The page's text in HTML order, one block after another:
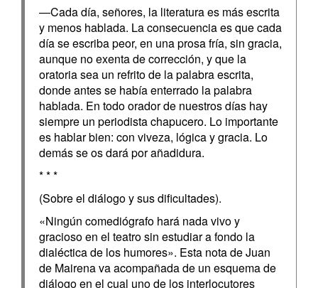
—Cada día, señores, la literatura es más escrita
y menos hablada. La consecuencia es que cada
día se escriba peor, en una prosa fría, sin gracia,
aunque no exenta de corrección, y que la
oratoria sea un refrito de la palabra escrita,
donde antes se había enterrado la palabra
hablada. En todo orador de nuestros días hay
siempre un periodista chapucero. Lo importante
es hablar bien: con viveza, lógica y gracia. Lo
demás se os dará por añadidura.
* * *
(Sobre el diálogo y sus dificultades).
«Ningún comediógrafo hará nada vivo y
gracioso en el teatro sin estudiar a fondo la
dialéctica de los humores». Esta nota de Juan
de Mairena va acompañada de un esquema de
diálogo en el cual uno de los interlocutores